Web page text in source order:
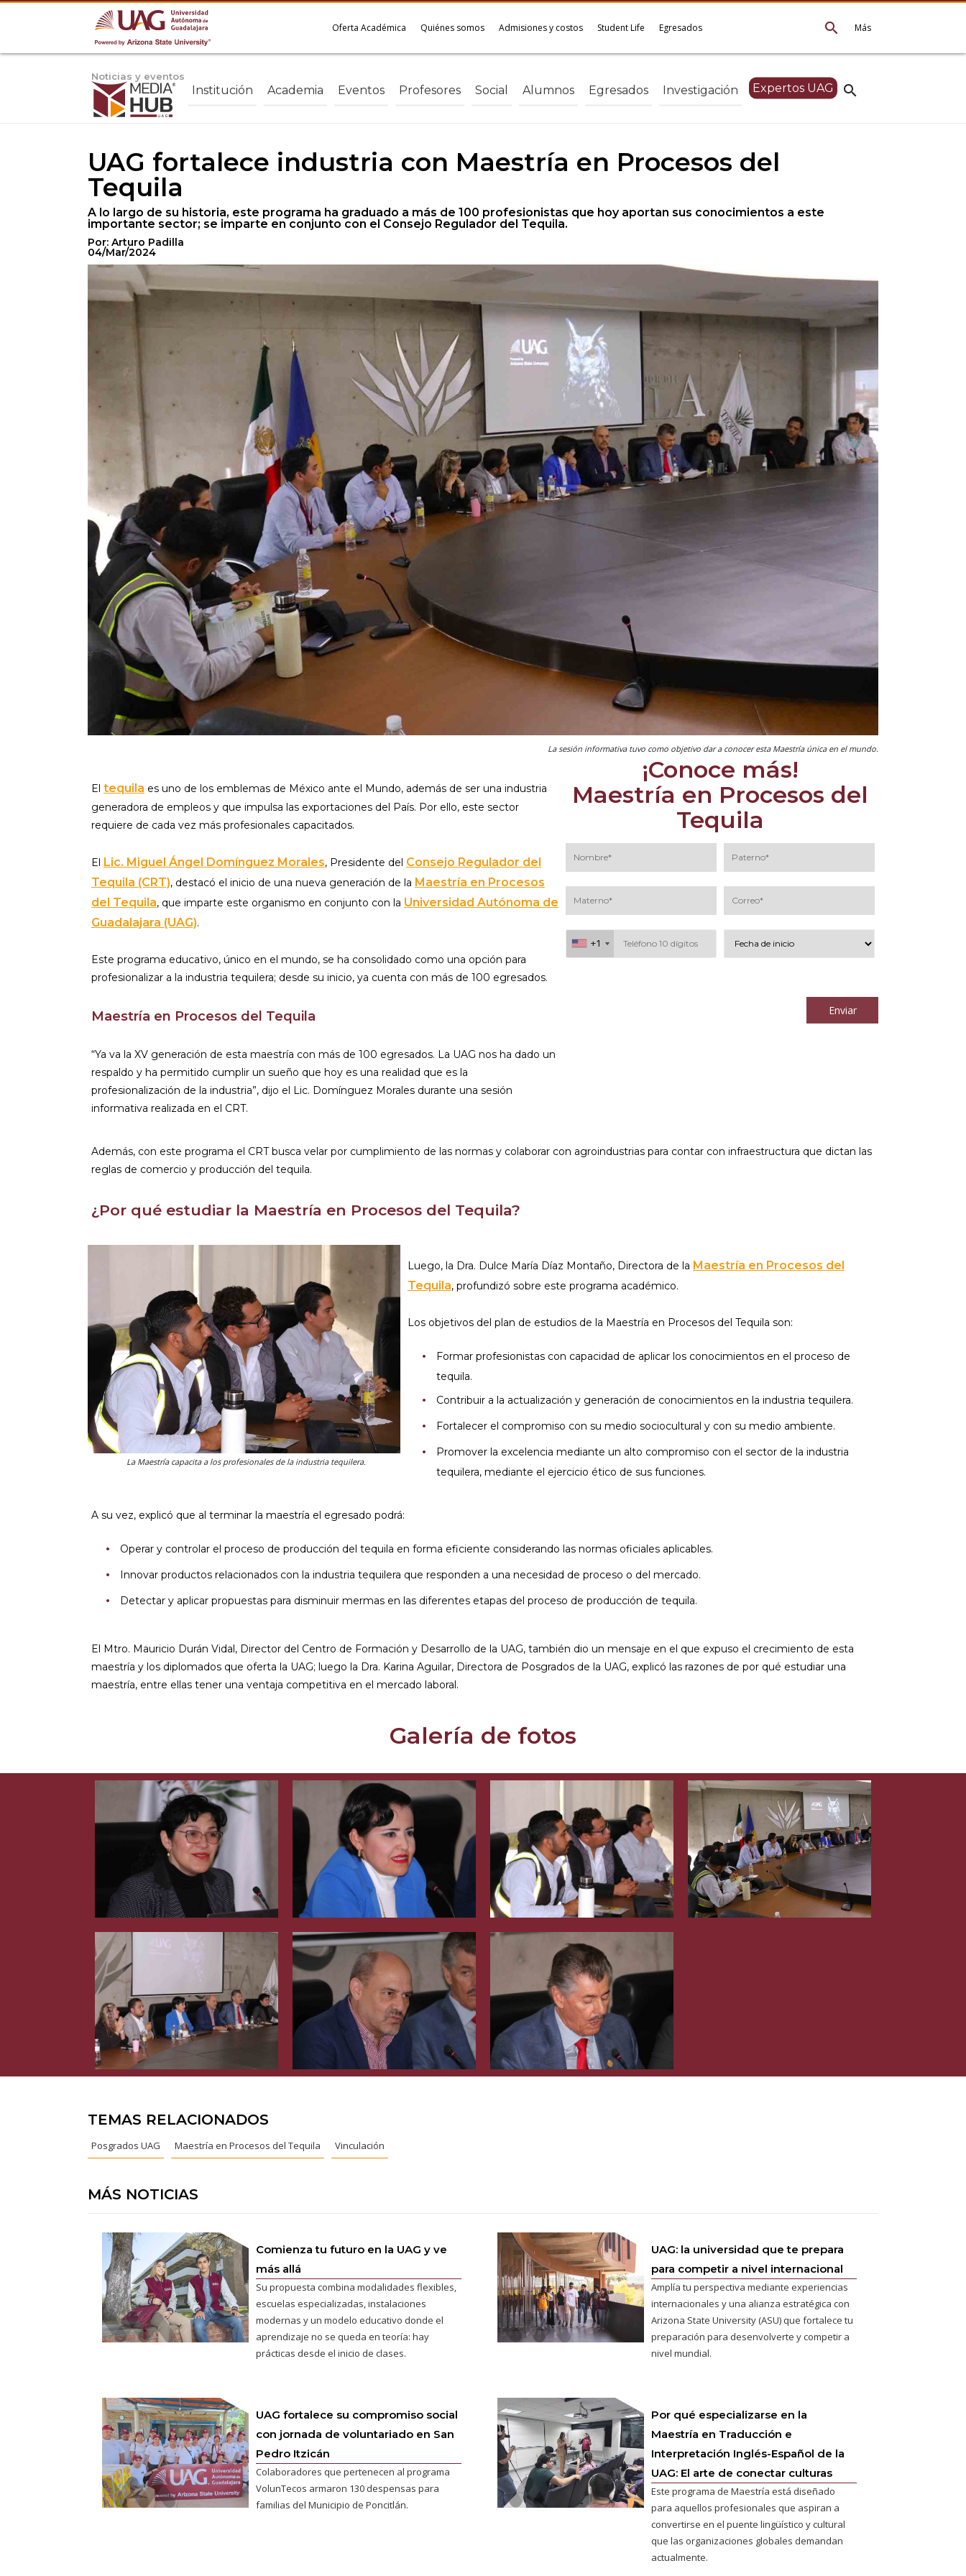
Más
search
Oferta Académica Quiénes somos Admisiones y costos Student Life Egresados
Noticias y eventos
search
Institución Academia Eventos Profesores Social Alumnos Egresados Investigación Expertos UAG
UAG fortalece industria con Maestría en Procesos del
Tequila
A lo largo de su historia, este programa ha graduado a más de 100 profesionistas que hoy aportan sus conocimientos a este
importante sector; se imparte en conjunto con el Consejo Regulador del Tequila.
Por: Arturo Padilla
04/Mar/2024
La sesión informativa tuvo como objetivo dar a conocer esta Maestría única en el mundo.
El tequila es uno de los emblemas de México ante el Mundo, además de ser una industria
generadora de empleos y que impulsa las exportaciones del País. Por ello, este sector
requiere de cada vez más profesionales capacitados.
El Lic. Miguel Ángel Domínguez Morales, Presidente del Consejo Regulador del
Tequila (CRT), destacó el inicio de una nueva generación de la Maestría en Procesos
del Tequila, que imparte este organismo en conjunto con la Universidad Autónoma de
Guadalajara (UAG).
Este programa educativo, único en el mundo, se ha consolidado como una opción para
profesionalizar a la industria tequilera; desde su inicio, ya cuenta con más de 100 egresados.
Maestría en Procesos del Tequila
“Ya va la XV generación de esta maestría con más de 100 egresados. La UAG nos ha dado un
respaldo y ha permitido cumplir un sueño que hoy es una realidad que es la
profesionalización de la industria”, dijo el Lic. Domínguez Morales durante una sesión
informativa realizada en el CRT.
¡Conoce más!
Maestría en Procesos del
Tequila
+1
+1
Enviar
Además, con este programa el CRT busca velar por cumplimiento de las normas y colaborar con agroindustrias para contar con infraestructura que dictan las
reglas de comercio y producción del tequila.
¿Por qué estudiar la Maestría en Procesos del Tequila?
La Maestría capacita a los profesionales de la industria tequilera.
Luego, la Dra. Dulce María Díaz Montaño, Directora de la Maestría en Procesos del
Tequila, profundizó sobre este programa académico.
Los objetivos del plan de estudios de la Maestría en Procesos del Tequila son:
Formar profesionistas con capacidad de aplicar los conocimientos en el proceso de
tequila.
Contribuir a la actualización y generación de conocimientos en la industria tequilera.
Fortalecer el compromiso con su medio sociocultural y con su medio ambiente.
Promover la excelencia mediante un alto compromiso con el sector de la industria
tequilera, mediante el ejercicio ético de sus funciones.
A su vez, explicó que al terminar la maestría el egresado podrá:
Operar y controlar el proceso de producción del tequila en forma eficiente considerando las normas oficiales aplicables.
Innovar productos relacionados con la industria tequilera que responden a una necesidad de proceso o del mercado.
Detectar y aplicar propuestas para disminuir mermas en las diferentes etapas del proceso de producción de tequila.
El Mtro. Mauricio Durán Vidal, Director del Centro de Formación y Desarrollo de la UAG, también dio un mensaje en el que expuso el crecimiento de esta
maestría y los diplomados que oferta la UAG; luego la Dra. Karina Aguilar, Directora de Posgrados de la UAG, explicó las razones de por qué estudiar una
maestría, entre ellas tener una ventaja competitiva en el mercado laboral.
Galería de fotos
TEMAS RELACIONADOS
Posgrados UAG Maestría en Procesos del Tequila Vinculación
MÁS NOTICIAS
Comienza tu futuro en la UAG y ve
más allá
Su propuesta combina modalidades flexibles,
escuelas especializadas, instalaciones
modernas y un modelo educativo donde el
aprendizaje no se queda en teoría: hay
prácticas desde el inicio de clases.
UAG: la universidad que te prepara
para competir a nivel internacional
Amplía tu perspectiva mediante experiencias
internacionales y una alianza estratégica con
Arizona State University (ASU) que fortalece tu
preparación para desenvolverte y competir a
nivel mundial.
UAG fortalece su compromiso social
con jornada de voluntariado en San
Pedro Itzicán
Colaboradores que pertenecen al programa
VolunTecos armaron 130 despensas para
familias del Municipio de Poncitlán.
Por qué especializarse en la
Maestría en Traducción e
Interpretación Inglés-Español de la
UAG: El arte de conectar culturas
Este programa de Maestría está diseñado
para aquellos profesionales que aspiran a
convertirse en el puente lingüístico y cultural
que las organizaciones globales demandan
actualmente.